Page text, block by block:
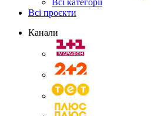
Всі категорії
Всі проєкти
Канали